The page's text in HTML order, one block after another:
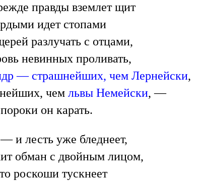
правды вземлет щит
идет стопами
разлучать с отцами,
невинных проливать,
— страшнейших, чем Лернейски,
чем львы Немейски, —
он карать.
и лесть уже бледнеет,
обман с двойным лицом,
роскоши тускнеет